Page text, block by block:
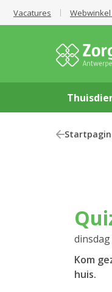
Vacatures Webwinkel
Kom
huis.